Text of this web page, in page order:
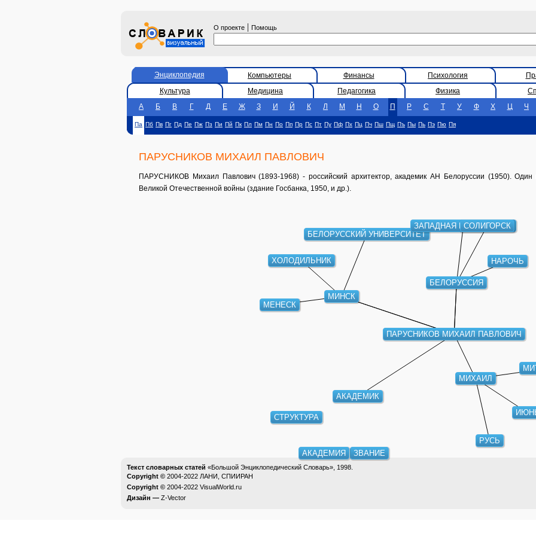
О проекте | Помощь
Энциклопедия Компьютеры Финансы Психология
Культура
Медицина Педагогика Физика
А
Б В Г Д Е Ж З И Й К Л М Н О П Р С Т У Ф Х Ц Ч
Па Пб Пв Пг Пд Пе Пж Пз Пи Пй Пк Пл Пм Пн По Пп Пр Пс Пт Пу Пф Пх Пц Пч Пш Пщ Пъ Пы Пь Пэ Пю Пя
ПАРУСНИКОВ МИХАИЛ ПАВЛОВИЧ
ПАРУСНИКОВ Михаил Павлович (1893-1968) - российский архитектор, академик АН Белоруссии (1950). Один
Великой Отечественной войны (здание Госбанка, 1950, и др.).
ПАРУСНИКОВ МИХАИЛ ПАВЛОВИЧ
МИНСК
БЕЛОРУССИЯ
МИХАИЛ
АКАДЕМИК
МЕНЕСК
БЕЛОРУССКИЙ УНИВЕРСИТЕТ
ХОЛОДИЛЬНИК
ЗАПАДНАЯ БЕЛОРУССИЯ
НАРОЧЬ
СОЛИГОРСК
РУСЬ
ЗВАНИЕ
АКАДЕМИЯ
СТРУКТУРА
Текст словарных статей «Большой Энциклопедический Словарь», 1998.
Copyright © 2004-2022 ЛАНИ, СПИИРАН
Copyright © 2004-2022 VisualWorld.ru
Дизайн — Z-Vector